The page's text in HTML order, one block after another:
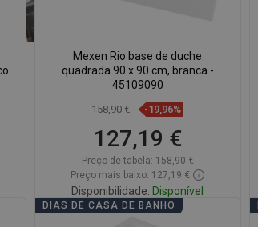
Mexen Rio base de duche
quadrada 90 x 90 cm, branca -
45109090
158,90 € -19,96%
127,19 €
Preço de tabela: 158,90 €
Preço mais baixo: 127,19 €
Disponibilidade: Disponível
DIAS DE CASA DE BANHO